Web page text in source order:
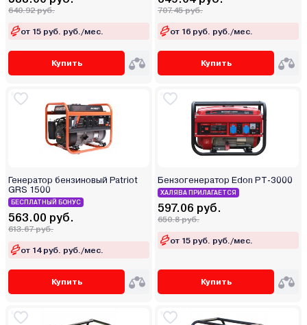
640.92 руб.
от 15 руб. руб./мес.
Купить
707.45 руб.
от 16 руб. руб./мес.
Купить
Генератор бензиновый Patriot
GRS 1500
БЕСПЛАТНЫЙ БОНУС
563.00 руб.
613.67 руб.
от 14 руб. руб./мес.
Купить
Бензогенератор Edon PT-3000
ХАЛЯВА ПРИЛАГАЕТСЯ
597.06 руб.
650.8 руб.
от 15 руб. руб./мес.
Купить